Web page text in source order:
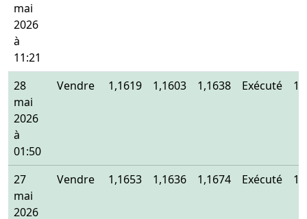
mai
2026
à
11:21
28
mai
2026
à
01:50
Vendre 1,1619 1,1603 1,1638 Exécuté
27
mai
2026
Vendre 1,1653 1,1636 1,1674 Exécuté